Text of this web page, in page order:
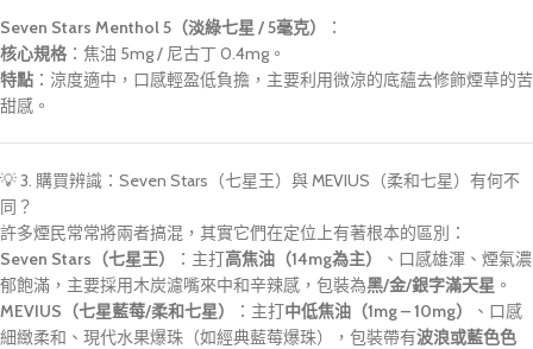
Seven Stars Menthol 5（淡綠七星 / 5毫克）
：
核心規格 ：焦油 5mg / 尼古丁 0.4mg。
特點 ：涼度適中，口感輕盈低負擔，主要利用微涼的底蘊去修飾煙草的苦
甜感。
💡 3. 購買辨識：Seven Stars（七星王）與 MEVIUS（柔和七星）有何不
同？
許多煙民常常將兩者搞混，其實它們在定位上有著根本的區別：
Seven Stars（七星王）
：主打高焦油（14mg為主）
、口感雄渾、煙氣濃
郁飽滿，主要採用木炭濾嘴來中和辛辣感，包裝為黑/金/銀字滿天星 。
MEVIUS（七星藍莓/柔和七星）
：主打中低焦油（1mg – 10mg）
、口感
細緻柔和、現代水果爆珠（如經典藍莓爆珠），包裝帶有波浪或藍色色